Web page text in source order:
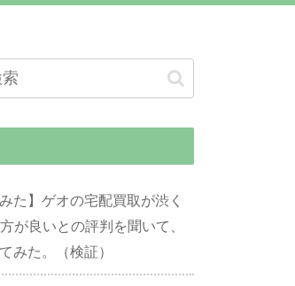
た】ゲオの宅配買取が渋く
が良いとの評判を聞いて、
みた。（検証）